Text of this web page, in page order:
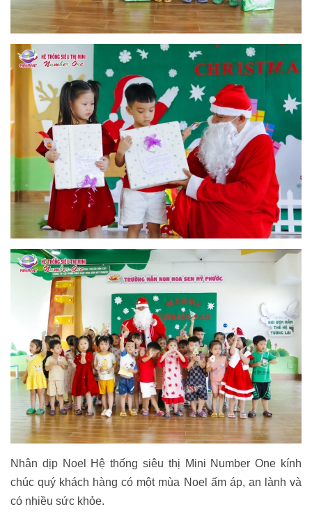
Nhân dịp Noel Hệ thống siêu thị Mini Number One kính
chúc quý khách hàng có một mùa Noel ấm áp, an lành và
có nhiều sức khỏe.